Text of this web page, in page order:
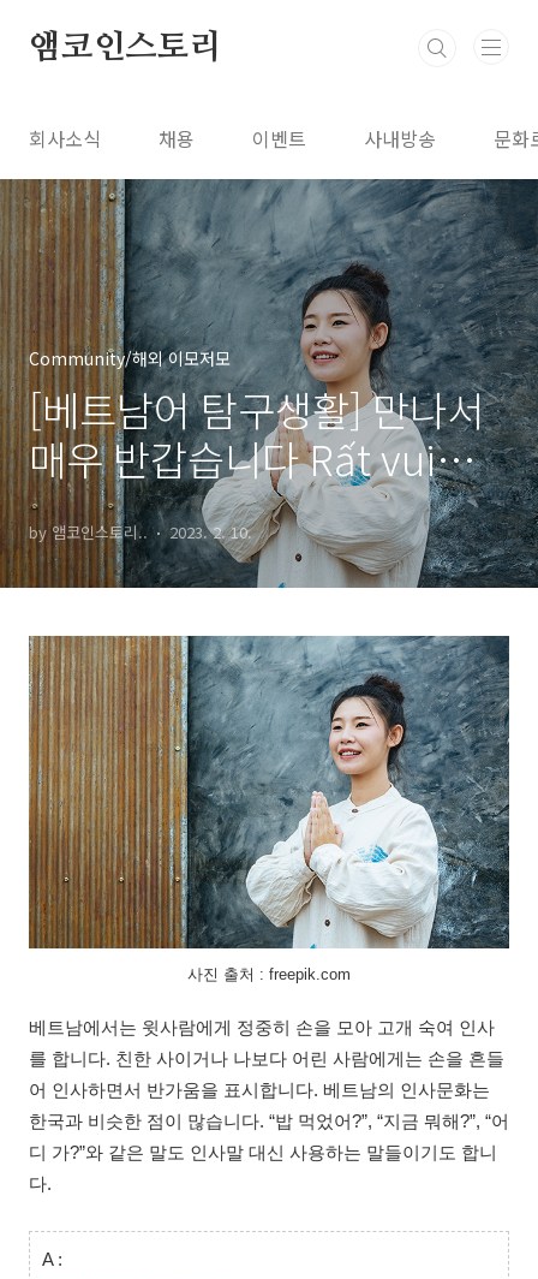
앰코인스토리
회사소식 채용 이벤트 사내방송 문화
Community/해외 이모저모
[베트남어 탐구생활] 만나서
매우 반갑습니다 Rất vui
được gặp anh
by 앰코인스토리.. 2023. 2. 10.
사진 출처 : freepik.com
베트남에서는 윗사람에게 정중히 손을 모아 고개 숙여 인사
를 합니다. 친한 사이거나 나보다 어린 사람에게는 손을 흔들
어 인사하면서 반가움을 표시합니다. 베트남의 인사문화는
한국과 비슷한 점이 많습니다. “밥 먹었어?”, “지금 뭐해?”, “어
디 가?”와 같은 말도 인사말 대신 사용하는 말들이기도 합니
다.
A :